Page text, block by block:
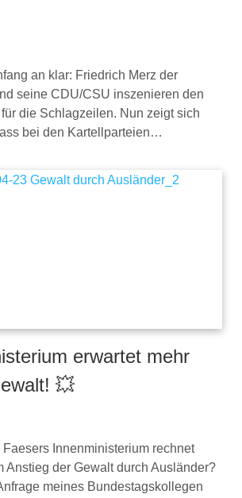
an klar: Friedrich Merz der
seine CDU/CSU inszenieren den
die Schlagzeilen. Nun zeigt sich
bei den Kartellparteien…
erwartet mehr
💥
Innenministerium rechnet
Anstieg der Gewalt durch Ausländer?
meines Bundestagskollegen